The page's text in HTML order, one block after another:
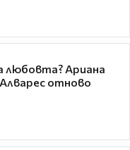
любовта? Ариана
отново